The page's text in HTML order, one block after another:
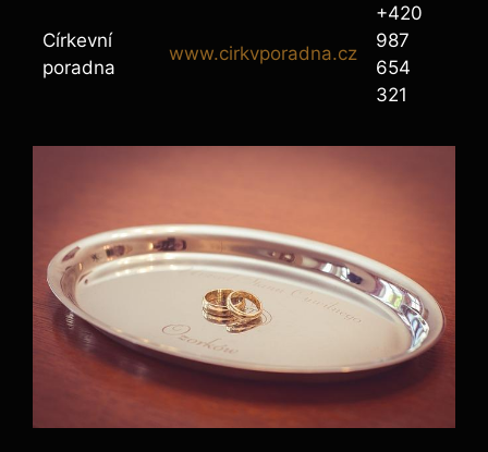
Církevní
poradna
www.cirkvporadna.cz
+420
987
654
321